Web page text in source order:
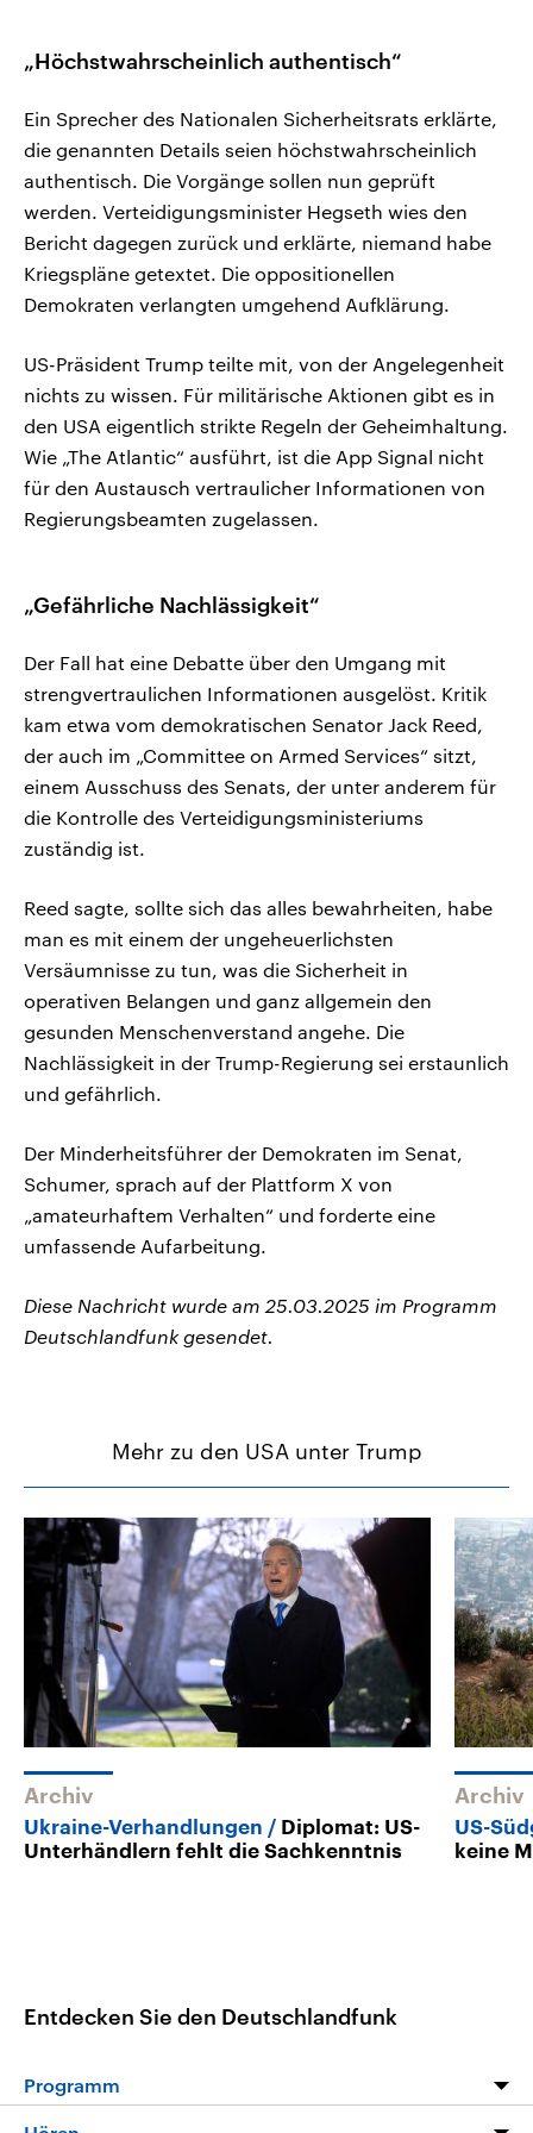
„Höchstwahrscheinlich authentisch“
Ein Sprecher des Nationalen Sicherheitsrats erklärte,
die genannten Details seien höchstwahrscheinlich
authentisch. Die Vorgänge sollen nun geprüft
werden. Verteidigungsminister Hegseth wies den
Bericht dagegen zurück und erklärte, niemand habe
Kriegspläne getextet. Die oppositionellen
Demokraten verlangten umgehend Aufklärung.
US-Präsident Trump teilte mit, von der Angelegenheit
nichts zu wissen. Für militärische Aktionen gibt es in
den USA eigentlich strikte Regeln der Geheimhaltung.
Wie „The Atlantic“ ausführt, ist die App Signal nicht
für den Austausch vertraulicher Informationen von
Regierungsbeamten zugelassen.
„Gefährliche Nachlässigkeit“
Der Fall hat eine Debatte über den Umgang mit
strengvertraulichen Informationen ausgelöst. Kritik
kam etwa vom demokratischen Senator Jack Reed,
der auch im „Committee on Armed Services“ sitzt,
einem Ausschuss des Senats, der unter anderem für
die Kontrolle des Verteidigungsministeriums
zuständig ist.
Reed sagte, sollte sich das alles bewahrheiten, habe
man es mit einem der ungeheuerlichsten
Versäumnisse zu tun, was die Sicherheit in
operativen Belangen und ganz allgemein den
gesunden Menschenverstand angehe. Die
Nachlässigkeit in der Trump-Regierung sei erstaunlich
und gefährlich.
Der Minderheitsführer der Demokraten im Senat,
Schumer, sprach auf der Plattform X von
„amateurhaftem Verhalten“ und forderte eine
umfassende Aufarbeitung.
Diese Nachricht wurde am 25.03.2025 im Programm
Deutschlandfunk gesendet.
Mehr zu den USA unter Trump
Archiv
Ukraine-Verhandlungen
Diplomat: US-
Unterhändlern fehlt die Sachkenntnis
Archiv
US-
keine
Entdecken Sie den Deutschlandfunk
Programm
Programm